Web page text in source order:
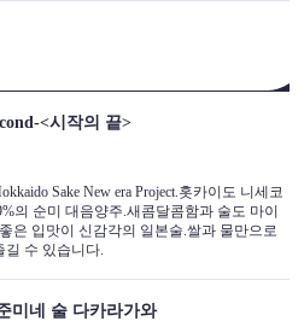
<시작의 끝>
Sake New era Project.홋카이도 니세코
의 순미 대음양주.새콤달콤함과 술도 마이
은 입맛이 신감각의 일본술.쌀과 물만으로
길 수 있습니다.
미네 술 다카라가와